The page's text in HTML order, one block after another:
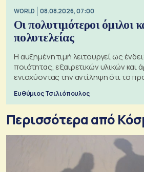
WORLD 08.08.2026, 07:00
Οι πολυτιμότεροι όμιλοι
πολυτελείας
Η αυξημένη τιμή λειτουργεί ως
ποιότητας, εξαιρετικών υλικών και
ενισχύοντας την αντίληψη ότι το
Ευθύμιος Τσιλιόπουλος
Περισσότερα από